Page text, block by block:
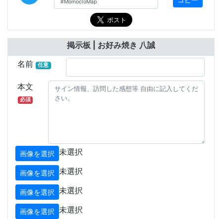
掲示板 | お好み焼き 八誠
名前
任意
本文
必須
画像を選択 未選択
画像を選択 未選択
画像を選択 未選択
画像を選択 未選択